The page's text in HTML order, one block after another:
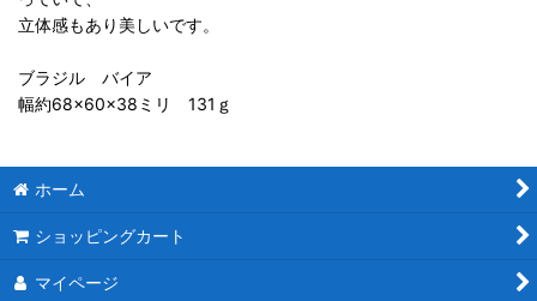
立体感もあり美しいです。
ブラジル バイア
幅約68×60×38ミリ 131ｇ
ホーム
ショッピングカート
マイページ